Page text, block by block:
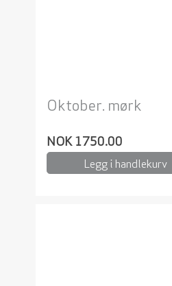
Oktober. mørk
NOK 1750.00
Legg i handlekurv